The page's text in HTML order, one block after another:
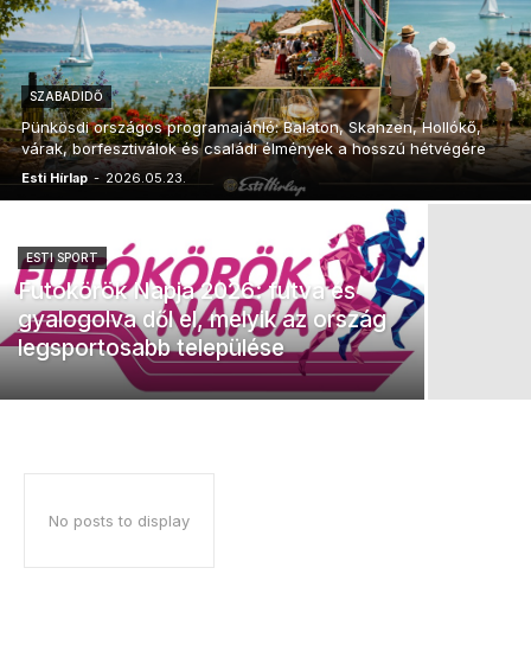
SZABADIDŐ
Pünkösdi országos programajánló: Balaton, Skanzen, Hollókő,
várak, borfesztiválok és családi élmények a hosszú hétvégére
Esti Hírlap - 2026.05.23.
ESTI SPORT
Futókörök Napja 2026: futva és
gyalogolva dől el, melyik az ország
legsportosabb települése
No posts to display